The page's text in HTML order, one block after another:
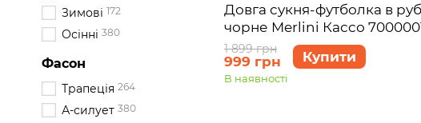
Довга сукня-футболка в
чорне Merlini Кассо
розмір 46-48 (L-XL)
1 899 грн
999 грн Купити
В наявності
Зимові 172
Осінні 380
Фасон
Трапеція 264
А-силует 380